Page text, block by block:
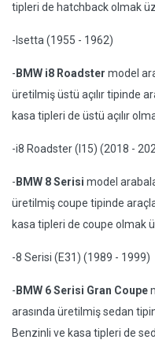
tipleri de hatchback olmak
-Isetta (1955 - 1962)
- BMW i8 Roadster model
üretilmiş üstü açılır tipinde
kasa tipleri de üstü açılır
-i8 Roadster (I15) (2018 -
- BMW 8 Serisi model
üretilmiş coupe tipinde
kasa tipleri de coupe olmak
-8 Serisi (E31) (1989 - 1999)
- BMW 6 Serisi Gran Coupe
arasında üretilmiş sedan
Benzinli ve kasa tipleri de